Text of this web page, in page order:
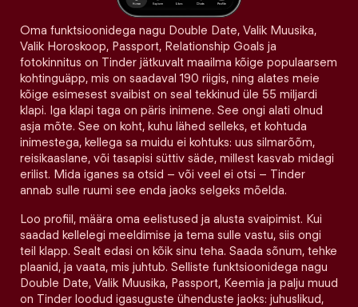
Oma funktsioonidega nagu Double Date, Valik Muusika,
Valik Horoskoop, Passport, Relationship Goals ja
fotokinnitus on Tinder jätkuvalt maailma kõige populaarsem
kohtinguäpp, mis on saadaval 190 riigis, ning alates meie
kõige esimesest svaibist on seal tekkinud üle 55 miljardi
klapi. Iga klapi taga on päris inimene. See ongi alati olnud
asja mõte. See on koht, kuhu lähed selleks, et kohtuda
inimestega, kellega sa muidu ei kohtuks: uus silmarõõm,
reisikaaslane, või tasapisi süttiv säde, millest kasvab midagi
erilist. Mida iganes sa otsid – või veel ei otsi – Tinder
annab sulle ruumi see enda jaoks selgeks mõelda.
Loo profiil, määra oma eelistused ja alusta svaipimist. Kui
saadad kellelegi meeldimise ja tema sulle vastu, siis ongi
teil klapp. Sealt edasi on kõik sinu teha. Saada sõnum, tehke
plaanid, ja vaata, mis juhtub. Selliste funktsioonidega nagu
Double Date, Valik Muusika, Passport, Keemia ja palju muud
on Tinder loodud igasuguste ühenduste jaoks: juhuslikud,